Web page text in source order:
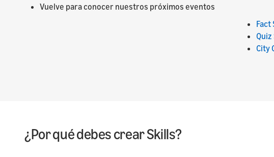
Vuelve para conocer nuestros próximos eventos
Fact
City
¿Por qué debes crear Skills?